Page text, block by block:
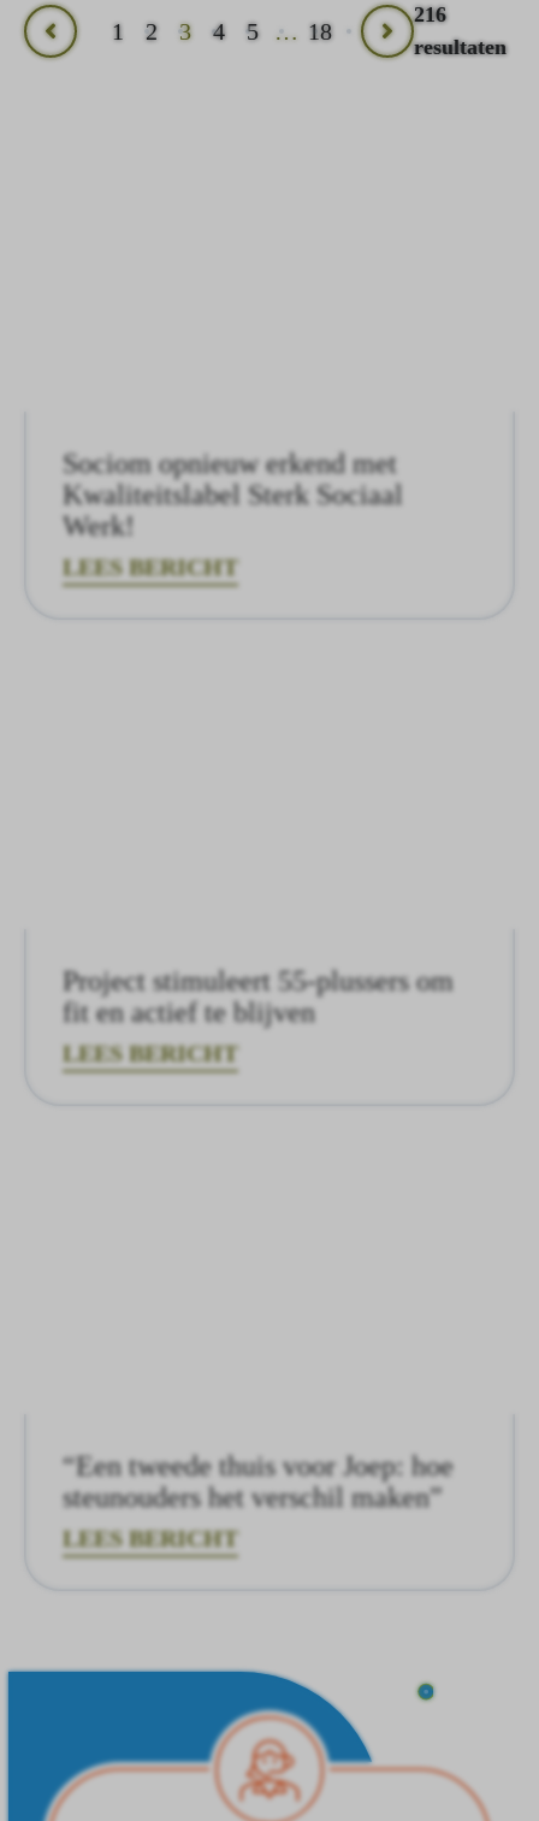
Vorige
1 2 3 4 5 … 18
Volgende
216
resultaten
Sociom opnieuw erkend met
Kwaliteitslabel Sterk Sociaal
Werk!
LEES BERICHT
Project stimuleert 55-plussers om
fit en actief te blijven
LEES BERICHT
“Een tweede thuis voor Joep: hoe
steunouders het verschil maken”
LEES BERICHT